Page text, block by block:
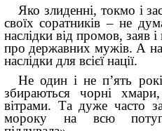
Яко злиденні, токмо і
своїх соратників – не
наслідки від промов, заяв
про державних мужів. А
наслідки для всієї нації.
Не один і не п’ять
збираються чорні
вітрами. Та дуже часто
мороку на всю потугу